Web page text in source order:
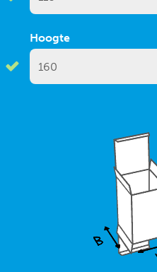
Hoogte